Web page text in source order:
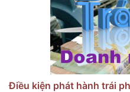
Điều kiện phát hành trái